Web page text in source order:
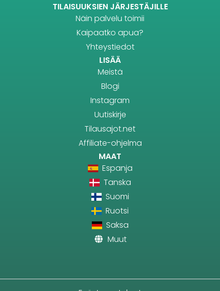
TILAISUUKSIEN JÄRJESTÄJILLE
Näin palvelu toimii
Kaipaatko apua?
Yhteystiedot
LISÄÄ
Meistä
Blogi
Instagram
Uutiskirje
Tilausajot.net
Affiliate-ohjelma
MAAT
Espanja
Tanska
Suomi
Ruotsi
Saksa
Muut